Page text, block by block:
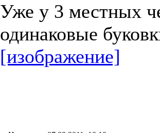
Уже у 3 местных
одинаковые
[изображение]